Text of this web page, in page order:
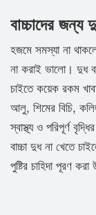
বাচ্চাদের
হজমে সমস্যা না
না করাই ভালো। দুধ
চাইতে কয়েক রকম
আলু, শিমের বিচি,
স্বাস্থ্য ও পরিপূর্ণ
বাচ্চা দুধ না খেতে
পুষ্টির চাহিদা পূরণ করা